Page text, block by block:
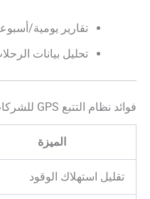
تقارير يومية/
تحليل بيانات
فوائد نظام التتبع GPS للشركات
الميزة
تقليل استهلاك الوقود